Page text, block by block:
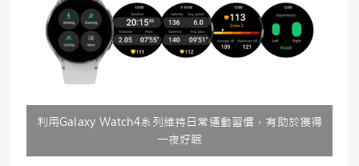
利用Galaxy Watch4系列維持日常運動習慣，有助於獲得
一夜好眠